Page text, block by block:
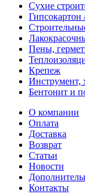
Сухие
Пены,
Крепеж
Инструмент,
Бентонит и
О компании
Оплата
Доставка
Возврат
Статьи
Новости
Контакты